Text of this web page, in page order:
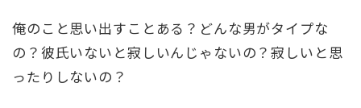
俺のこと思い出すことある？どんな男がタイプな
の？彼氏いないと寂しいんじゃないの？寂しいと思
ったりしないの？